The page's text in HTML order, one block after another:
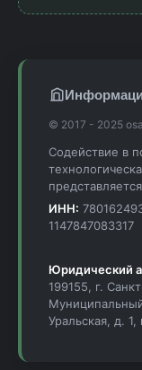
© 2017 - 2025
Содействие в
представляется
ИНН:
1147847083317
Юридический
199155, г.
Уральская, д.